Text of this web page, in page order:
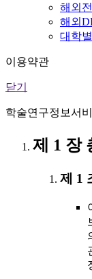
해외
해외
대학
이용약관
닫기
학술연구정보서
제 1 장
제 1